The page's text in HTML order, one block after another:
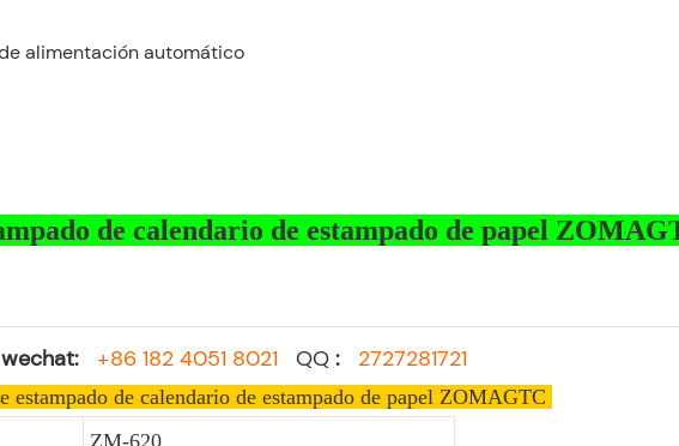
alimentación automático
de calendario de estampado de papel
wechat: +86 182 4051 8021 QQ : 2727281721
estampado de calendario de estampado de papel ZOMAGTC